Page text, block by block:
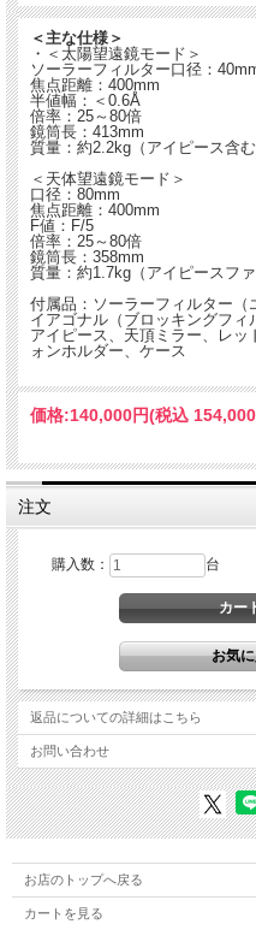
＜主な仕様＞
・＜太陽望遠鏡モード＞
ソーラーフィルター口径：
焦点距離：400mm
半値幅：＜0.6Å
倍率：25～80倍
鏡筒長：413mm
質量：約2.2kg（アイピース含む
＜天体望遠鏡モード＞
口径：80mm
焦点距離：400mm
F値：F/5
倍率：25～80倍
鏡筒長：358mm
質量：約1.7kg（アイピースファ
付属品：ソーラーフィルター
イアゴナル（ブロッキングフ
アイピース、天頂ミラー、レ
ォンホルダー、ケース
価格:140,000円(税込
注文
購入数： 台
返品についての詳細はこちら
お問い合わせ
お店のトップへ戻る
カートを見る